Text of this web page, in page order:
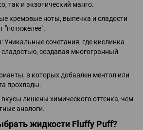
так и экзотический манго.
кремовые ноты, выпечка и сладости
"потяжелее".
Уникальные сочетания, где кислинка
сладостью, создавая многогранный
в которых добавлен ментол или
прохлады.
лишены химического оттенка, чем
аналоги.
жидкости Fluffy Puff?